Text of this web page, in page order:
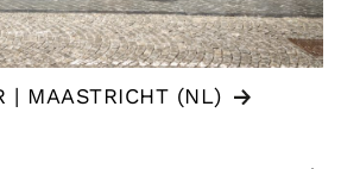
| MAASTRICHT (NL)